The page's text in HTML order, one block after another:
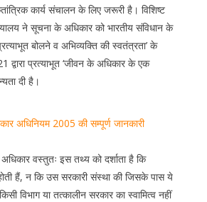
कार्य संचालन के लिए जरूरी है। विशिष्ट
ने सूचना के अधिकार को भारतीय संविधान के
बोलने व अभिव्यक्ति की स्वतंत्रता’ के
प्रत्याभूत ‘जीवन के अधिकार के एक
दी है।
अधिनियम 2005 की सम्पूर्ण जानकारी
वस्तुतः इस तथ्य को दर्शाता है कि
हैं, न कि उस सरकारी संस्था की जिसके पास ये
विभाग या तत्कालीन सरकार का स्वामित्व नहीं